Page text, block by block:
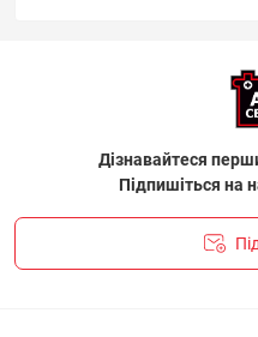
Дізнавайтеся
Підпишіться на